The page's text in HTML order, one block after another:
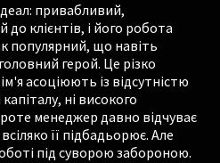
привабливий,
клієнтів, і його робота
популярний, що навіть
герой. Це різко
асоціюють із відсутністю
ні високого
менеджер давно відчуває
її підбадьорює. Але
під суворою забороною.